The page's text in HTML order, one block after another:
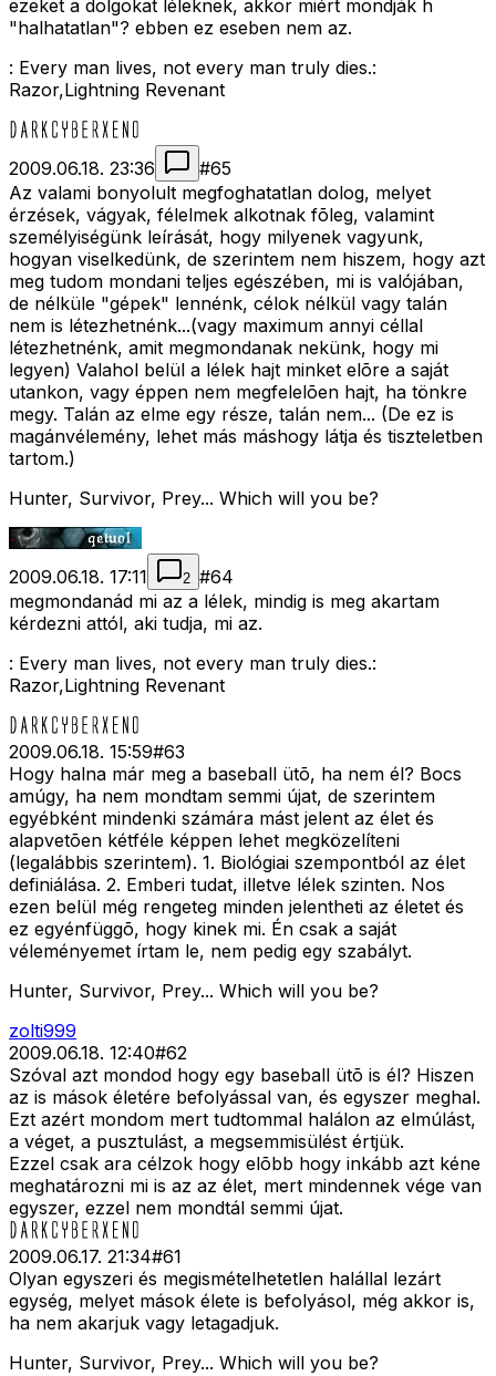
ezeket a dolgokat léleknek, akkor miért mondják h
"halhatatlan"? ebben ez eseben nem az.
: Every man lives, not every man truly dies.:
Razor,Lightning Revenant
2009.06.18. 23:36 #65
Az valami bonyolult megfoghatatlan dolog, melyet
érzések, vágyak, félelmek alkotnak fõleg, valamint
személyiségünk leírását, hogy milyenek vagyunk,
hogyan viselkedünk, de szerintem nem hiszem, hogy azt
meg tudom mondani teljes egészében, mi is valójában,
de nélküle "gépek" lennénk, célok nélkül vagy talán
nem is létezhetnénk...(vagy maximum annyi céllal
létezhetnénk, amit megmondanak nekünk, hogy mi
legyen) Valahol belül a lélek hajt minket elõre a saját
utankon, vagy éppen nem megfelelõen hajt, ha tönkre
megy. Talán az elme egy része, talán nem... (De ez is
magánvélemény, lehet más máshogy látja és tiszteletben
tartom.)
Hunter, Survivor, Prey... Which will you be?
2009.06.18. 17:11 2 #64
megmondanád mi az a lélek, mindig is meg akartam
kérdezni attól, aki tudja, mi az.
: Every man lives, not every man truly dies.:
Razor,Lightning Revenant
2009.06.18. 15:59#63
Hogy halna már meg a baseball ütõ, ha nem él? Bocs
amúgy, ha nem mondtam semmi újat, de szerintem
egyébként mindenki számára mást jelent az élet és
alapvetõen kétféle képpen lehet megközelíteni
(legalábbis szerintem). 1. Biológiai szempontból az élet
definiálása. 2. Emberi tudat, illetve lélek szinten. Nos
ezen belül még rengeteg minden jelentheti az életet és
ez egyénfüggõ, hogy kinek mi. Én csak a saját
véleményemet írtam le, nem pedig egy szabályt.
Hunter, Survivor, Prey... Which will you be?
zolti999
2009.06.18. 12:40#62
Szóval azt mondod hogy egy baseball ütõ is él? Hiszen
az is mások életére befolyással van, és egyszer meghal.
Ezt azért mondom mert tudtommal halálon az elmúlást,
a véget, a pusztulást, a megsemmisülést értjük.
Ezzel csak ara célzok hogy elõbb hogy inkább azt kéne
meghatározni mi is az az élet, mert mindennek vége van
egyszer, ezzel nem mondtál semmi újat.
2009.06.17. 21:34#61
Olyan egyszeri és megismételhetetlen halállal lezárt
egység, melyet mások élete is befolyásol, még akkor is,
ha nem akarjuk vagy letagadjuk.
Hunter, Survivor, Prey... Which will you be?